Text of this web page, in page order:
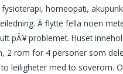
fysioterapi, homeopati,
Ã flytte fella noen
pÃ¥ problemet. Huset
2 rom for 4 personer som
leiligheter med to soverom.